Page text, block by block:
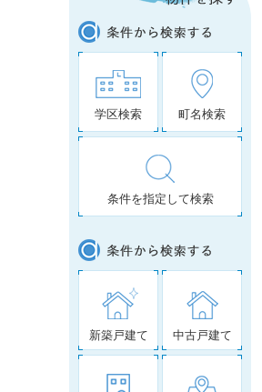
学区検索 町名検索
条件を指定して検索
新築戸建て 中古戸建て